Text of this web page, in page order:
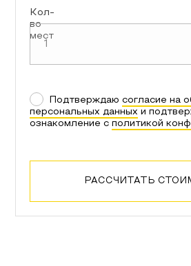
Кол-
во
мест
Подтверждаю согласие на
персональных данных и
ознакомление с политикой
РАССЧИТАТЬ